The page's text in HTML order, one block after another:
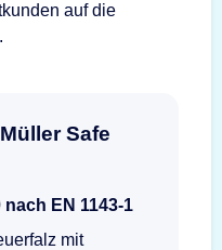
auf die
Safe
EN 1143-1
mit